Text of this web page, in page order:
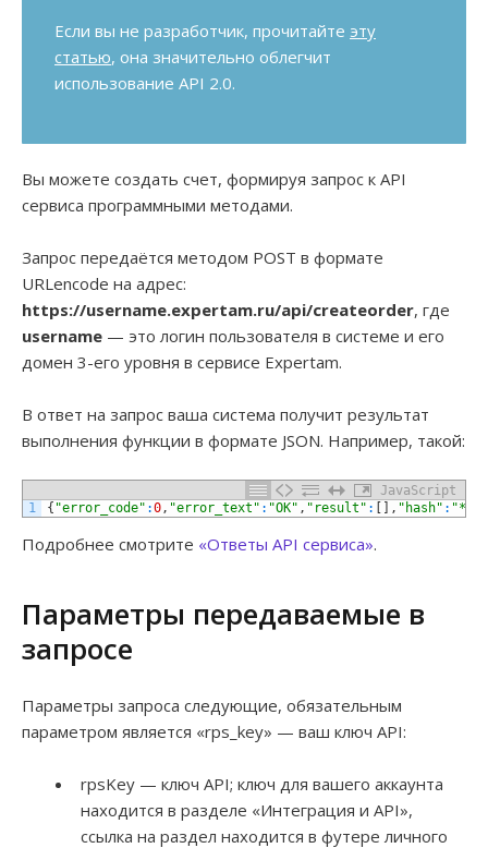
Если вы не разработчик, прочитайте эту
статью, она значительно облегчит
использование API 2.0.
Вы можете создать счет, формируя запрос к API
сервиса программными методами.
Запрос передаётся методом POST в формате
URLencode на адрес:
https://username.expertam.ru/api/createorder, где
username — это логин пользователя в системе и его
домен 3-его уровня в сервисе Expertam.
В ответ на запрос ваша система получит результат
выполнения функции в формате JSON. Например, такой:
JavaScript
1
{ "error_code" :0, "error_text" : "OK" , "result" : , "hash" :
Подробнее смотрите «Ответы API сервиса».
Параметры передаваемые в
запросе
Параметры запроса следующие, обязательным
параметром является «rps_key» — ваш ключ API:
rpsKey — ключ API; ключ для вашего аккаунта
находится в разделе «Интеграция и API»,
ссылка на раздел находится в футере личного